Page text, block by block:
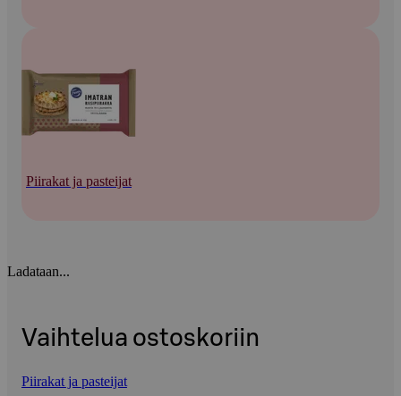
Piirakat ja pasteijat
Ladataan...
Vaihtelua ostoskoriin
Piirakat ja pasteijat